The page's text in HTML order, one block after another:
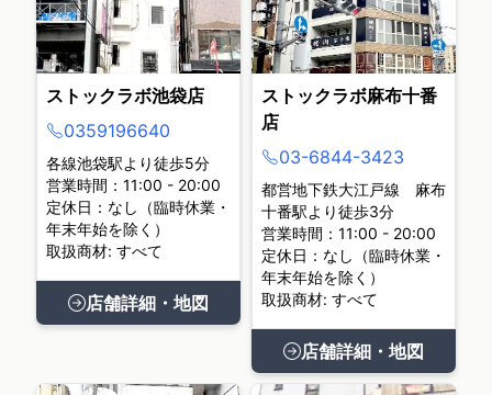
ストックラボ池袋店
0359196640
各線池袋駅より徒歩5分
営業時間：11:00 - 20:00
定休日：なし（臨時休業・
年末年始を除く）
取扱商材: すべて
店舗詳細・地図
ストックラボ麻布十番
店
03-6844-3423
都営地下鉄大江戸線 麻布
十番駅より徒歩3分
営業時間：11:00 - 20:00
定休日：なし（臨時休業・
年末年始を除く）
取扱商材: すべて
店舗詳細・地図